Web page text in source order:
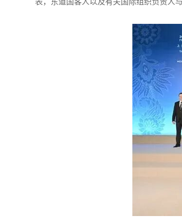
表，东道国客人以及有关国际组织负责人